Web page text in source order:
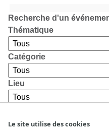
Le site utilise des cookies
Recherche d'un
Thématique
Catégorie
Lieu